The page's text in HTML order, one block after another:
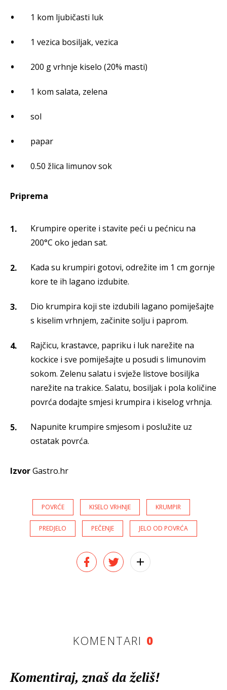
1 kom ljubičasti luk
1 vezica bosiljak, vezica
200 g vrhnje kiselo (20% masti)
1 kom salata, zelena
sol
papar
0.50 žlica limunov sok
Priprema
Krumpire operite i stavite peći u pećnicu na
200°C oko jedan sat.
Kada su krumpiri gotovi, odrežite im 1 cm gornje
kore te ih lagano izdubite.
Dio krumpira koji ste izdubili lagano pomiješajte
s kiselim vrhnjem, začinite solju i paprom.
Rajčicu, krastavce, papriku i luk narežite na
kockice i sve pomiješajte u posudi s limunovim
sokom. Zelenu salatu i svježe listove bosiljka
narežite na trakice. Salatu, bosiljak i pola količine
povrća dodajte smjesi krumpira i kiselog vrhnja.
Napunite krumpire smjesom i poslužite uz
ostatak povrća.
IzvorGastro.hr
POVRĆE KISELO VRHNJE KRUMPIR
PREDJELO PEČENJE JELO OD POVRĆA
KOMENTARI 0
Komentiraj, znaš da želiš!